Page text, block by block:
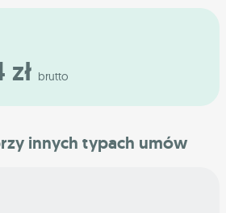
zł brutto
innych typach umów